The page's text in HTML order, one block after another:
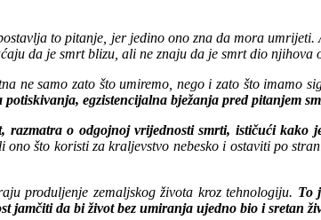
to pitanje, jer jedino ono zna da mora
da je smrt blizu, ali ne znaju da je smrt dio njihova
ne samo zato što umiremo, nego i zato što imamo
egzistencijalna bježanja pred pitanjem
razmatra o odgojnoj vrijednosti smrti, ističući kako
što koristi za kraljevstvo nebesko i ostaviti po
produljenje zemaljskog života kroz tehnologiju. To
jamčiti da bi život bez umiranja ujedno bio i sretan